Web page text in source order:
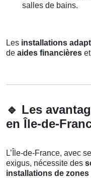
salles de bains.
Les installations
de aides financières
🔹 Les
en Île-de-
L’Île-de-France, avec
exigus, nécessite des
installations de